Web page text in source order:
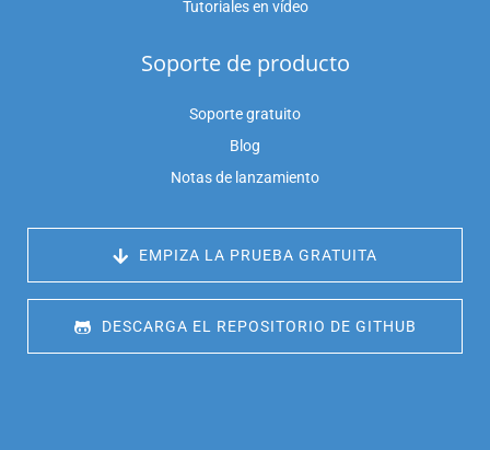
Tutoriales en vídeo
Soporte de producto
Soporte gratuito
Blog
Notas de lanzamiento
EMPIZA LA PRUEBA GRATUITA
DESCARGA EL REPOSITORIO DE GITHUB